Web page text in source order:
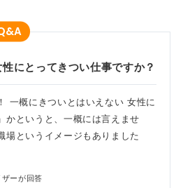
いくキャリアパスも存在します。
もったいないことです。もし少し
れば、学生である今のうちに、一
どで実際の工場勤務を体験してみ
ます。
を感じてみることが、それがあな
仕事なのか、それとも「合う」仕
り確実な方法ですよ。
にとってきつい仕事ですか？
一概にきついとはいえない 女性に
かというと、一概には言えませ
場というイメージもありました
ーが回答